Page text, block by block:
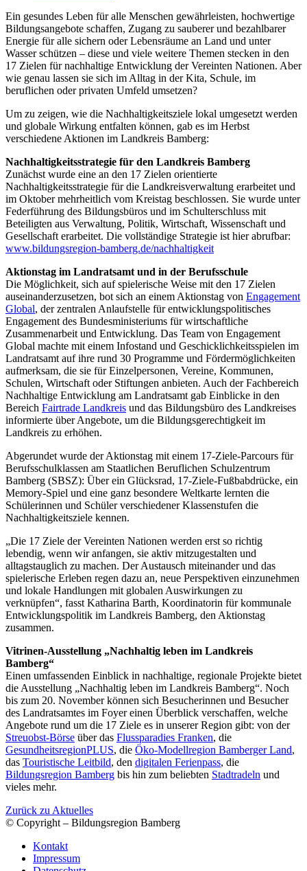
Ein gesundes Leben für alle Menschen gewährleisten, hochwertige
Bildungsangebote schaffen, Zugang zu sauberer und bezahlbarer
Energie für alle sichern oder Lebensräume an Land und unter
Wasser schützen – diese und viele weitere Themen stecken in den
17 Zielen für nachhaltige Entwicklung der Vereinten Nationen. Aber
wie genau lassen sie sich im Alltag in der Kita, Schule, im
beruflichen oder privaten Umfeld umsetzen?
Um zu zeigen, wie die Nachhaltigkeitsziele lokal umgesetzt werden
und globale Wirkung entfalten können, gab es im Herbst
verschiedene Aktionen im Landkreis Bamberg:
Nachhaltigkeitsstrategie für den Landkreis Bamberg
Zunächst wurde eine an den 17 Zielen orientierte
Nachhaltigkeitsstrategie für die Landkreisverwaltung erarbeitet und
im Oktober mehrheitlich vom Kreistag beschlossen. Sie wurde unter
Federführung des Bildungsbüros und im Schulterschluss mit
Beteiligten aus Verwaltung, Politik, Wirtschaft, Wissenschaft und
Gesellschaft erarbeitet. Die vollständige Strategie ist hier abrufbar:
www.bildungsregion-bamberg.de/nachhaltigkeit
Aktionstag im Landratsamt und in der Berufsschule
Die Möglichkeit, sich auf spielerische Weise mit den 17 Zielen
auseinanderzusetzen, bot sich an einem Aktionstag von Engagement
Global, der zentralen Anlaufstelle für entwicklungspolitisches
Engagement des Bundesministeriums für wirtschaftliche
Zusammenarbeit und Entwicklung. Das Team von Engagement
Global machte mit einem Infostand und Geschicklichkeitsspielen im
Landratsamt auf ihre rund 30 Programme und Fördermöglichkeiten
aufmerksam, die sie für Einzelpersonen, Vereine, Kommunen,
Schulen, Wirtschaft oder Stiftungen anbieten. Auch der Fachbereich
Nachhaltige Entwicklung am Landratsamt gab Einblicke in den
Bereich Fairtrade Landkreis und das Bildungsbüro des Landkreises
informierte über Angebote, um die Bildungsgerechtigkeit im
Landkreis zu erhöhen.
Abgerundet wurde der Aktionstag mit einem 17-Ziele-Parcours für
Berufsschulklassen am Staatlichen Beruflichen Schulzentrum
Bamberg (SBSZ): Über ein Glücksrad, 17-Ziele-Fußbabdrücke, ein
Memory-Spiel und eine ganz besondere Weltkarte lernten die
Schülerinnen und Schüler verschiedener Klassenstufen die
Nachhaltigkeitsziele kennen.
„Die 17 Ziele der Vereinten Nationen werden erst so richtig
lebendig, wenn wir anfangen, sie aktiv mitzugestalten und
alltagstauglich zu machen. Der Austausch miteinander und das
spielerische Erleben regen dazu an, neue Perspektiven einzunehmen
und lokale Handlungen mit globalen Auswirkungen zu
verknüpfen“, fasst Katharina Barth, Koordinatorin für kommunale
Entwicklungspolitik im Landkreis Bamberg, den Aktionstag
zusammen.
Vitrinen-Ausstellung „Nachhaltig leben im Landkreis
Bamberg“
Einen umfassenden Einblick in nachhaltige, regionale Projekte bietet
die Ausstellung „Nachhaltig leben im Landkreis Bamberg“. Noch
bis zum 20. November können sich Besucherinnen und Besucher
des Landratsamtes im Foyer einen Überblick verschaffen, welche
Angebote rund um die 17 Ziele es in unserer Region gibt: von der
Streuobst-Börse über das Flussparadies Franken, die
GesundheitsregionPLUS, die Öko-Modellregion Bamberger Land,
das Touristische Leitbild, den digitalen Ferienpass, die
Bildungsregion Bamberg bis hin zum beliebten Stadtradeln und
vieles mehr.
Zurück zu Aktuelles
© Copyright – Bildungsregion Bamberg
Kontakt
Impressum